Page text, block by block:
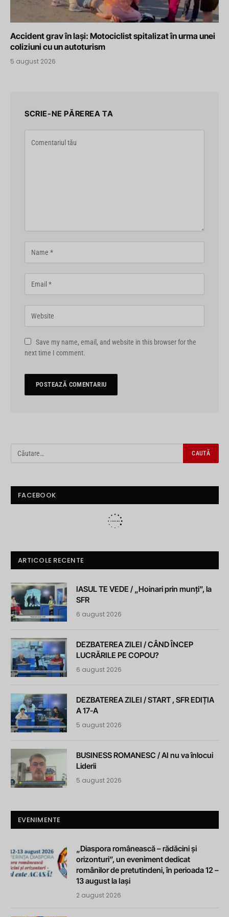
Accident grav în Iași: Motociclist spitalizat în urma unei
coliziuni cu un autoturism
5 august 2026
SCRIE-NE PĂREREA TA
Save my name, email, and website in this browser for the
next time I comment.
FACEBOOK
ARTICOLE RECENTE
IASUL TE VEDE / „Hoinari prin munți”, la
SFR
6 august 2026
DEZBATEREA ZILEI / CÂND ÎNCEP
LUCRĂRILE PE COPOU?
6 august 2026
DEZBATEREA ZILEI / START , SFR EDIȚIA
A 17-A
5 august 2026
BUSINESS ROMANESC / AI nu va înlocui
Liderii
5 august 2026
EVENIMENTE
„Diaspora românească – rădăcini și
orizonturi”, un eveniment dedicat
românilor de pretutindeni, în perioada 12 –
13 august la Iași
2 august 2026